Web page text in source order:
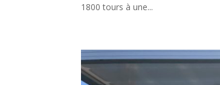
1800 tours à une...